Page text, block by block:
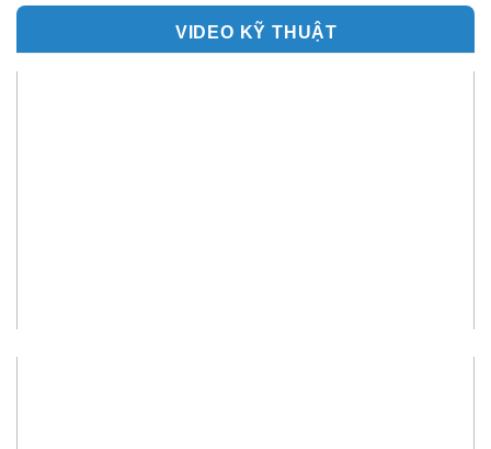
VIDEO KỸ THUẬT